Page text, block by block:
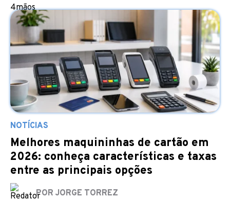
NOTÍCIAS
Melhores maquininhas de cartão em
2026: conheça características e taxas
entre as principais opções
POR JORGE TORREZ